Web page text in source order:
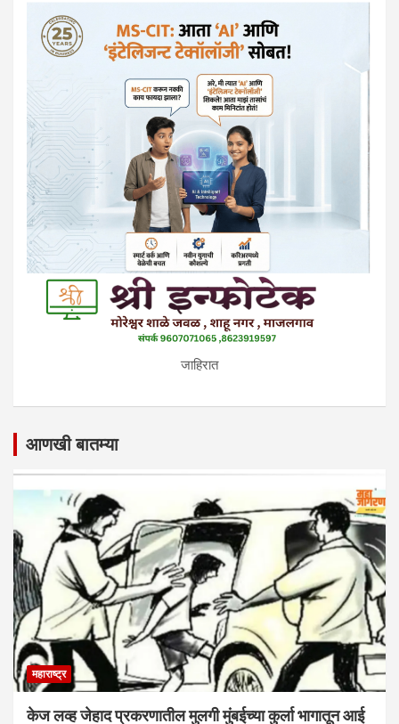
जाहिरात
आणखी बातम्या
महाराष्ट्र
केज लव्ह जेहाद प्रकरणातील मुलगी मुंबईच्या कुर्ला भागातून आई